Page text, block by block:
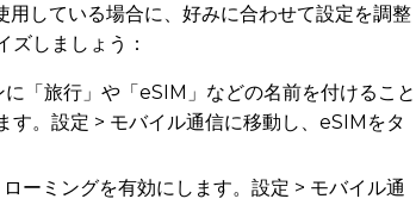
している場合に、好みに合わせて設定を調整
しましょう：
「旅行」や「eSIM」などの名前を付けること
す。設定 > モバイル通信に移動し、eSIMをタ
ーミングを有効にします。設定 > モバイル通